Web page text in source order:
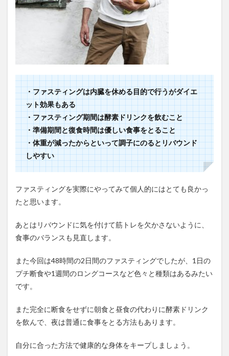
・ファスティングは内臓を休める目的で行うがダイエ
ット効果もある
・ファスティング期間は酵素ドリンクを飲むこと
・準備期間と復食時間は優しい食事をとること
・体重が減ったからといって調子にのるとリバウンド
しやすい
ファスティングを実際にやってみて個人的にはとても良かっ
たと思います。
あとはリバウンドに気を付けて筋トレを欠かさないように、
食事のバランスも見直します。
また今回は48時間の2日間のファスティングでしたが、1日の
プチ断食や1週間のロングコースなど色々と種類はあるみたい
です。
また完全に断食をせずに朝食と昼食の代わりに酵素ドリンク
を飲んで、夜は普通に食事をとる方法もあります。
自分に合った方法で健康的な身体をキープしましょう。